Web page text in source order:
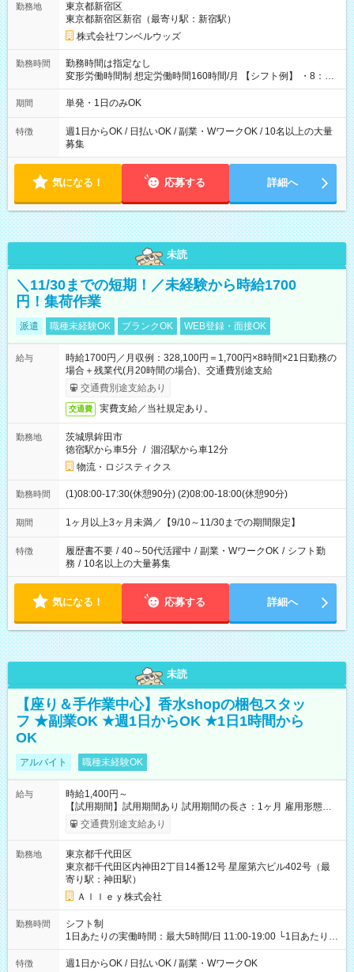
勤務地
東京都新宿区
東京都新宿区新宿（最寄り駅：新宿駅）
株式会社ワンベルウッズ
勤務時間
勤務時間は指定なし
変形労働時間制 想定労働時間160時間/月 【シフト例】 ・8：00
～21：00
期間 単発・1日のみOK
特徴
週1日からOK / 日払いOK / 副業・WワークOK / 10名以上の大量
募集
気になる！ 応募する 詳細へ
未読
＼11/30までの短期！／未経験から時給1700
円！集荷作業
派遣 職種未経験OK ブランクOK WEB登録・面接OK
給与
時給1700円／月収例：328,100円＝1,700円×8時間×21日勤務の
場合＋残業代(月20時間の場合)、交通費別途支給
交通費別途支給あり
交通費 実費支給／当社規定あり。
勤務地
茨城県鉾田市
徳宿駅から車5分 / 涸沼駅から車12分
物流・ロジスティクス
勤務時間 (1)08:00-17:30(休憩90分) (2)08:00-18:00(休憩90分)
期間 1ヶ月以上3ヶ月未満／【9/10～11/30までの期間限定】
特徴 履歴書不要 / 40～50代活躍中 / 副業・WワークOK / シフト勤
務 / 10名以上の大量募集
気になる！ 応募する 詳細へ
未読
【座り＆手作業中心】香水shopの梱包スタッ
フ ★副業OK ★週1日からOK ★1日1時間から
OK
アルバイト 職種未経験OK
給与
時給1,400円～
【試用期間】試用期間あり 試用期間の長さ：1ヶ月 雇用形態、
給与は本採用時と同じです。
交通費別途支給あり
勤務地
東京都千代田区
東京都千代田区内神田2丁目14番12号 星屋第六ビル402号（最
寄り駅：神田駅）
Ａｌｌｅｙ株式会社
勤務時間
シフト制
1日あたりの実働時間：最大5時間/日 11:00-19:00 └1日あたりの
実働時間：1-5時間 └上記の時間帯内であれば、いつでも勤務可
能！ └平日・土曜日の中で、お好きな曜日でご勤務いただけま
特徴 週1日からOK / 日払いOK / 副業・WワークOK